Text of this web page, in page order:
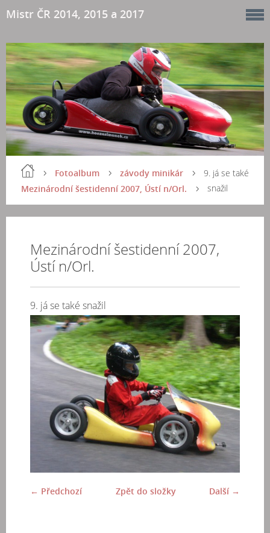
Mistr ČR 2014, 2015 a 2017
Fotoalbum
závody minikár
Mezinárodní šestidenní 2007, Ústí n/Orl.
9. já se také
snažil
Mezinárodní šestidenní 2007,
Ústí n/Orl.
9. já se také snažil
← Předchozí Další →
Zpět do složky